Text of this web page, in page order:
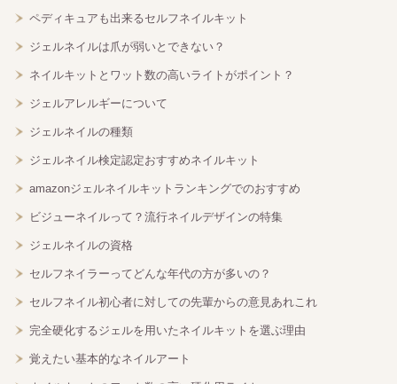
ペディキュアも出来るセルフネイルキット
ジェルネイルは爪が弱いとできない？
ネイルキットとワット数の高いライトがポイント？
ジェルアレルギーについて
ジェルネイルの種類
ジェルネイル検定認定おすすめネイルキット
amazonジェルネイルキットランキングでのおすすめ
ビジューネイルって？流行ネイルデザインの特集
ジェルネイルの資格
セルフネイラーってどんな年代の方が多いの？
セルフネイル初心者に対しての先輩からの意見あれこれ
完全硬化するジェルを用いたネイルキットを選ぶ理由
覚えたい基本的なネイルアート